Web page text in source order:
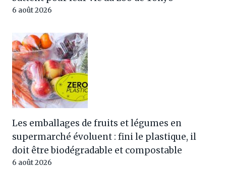
6 août 2026
Les emballages de fruits et légumes en
supermarché évoluent : fini le plastique, il
doit être biodégradable et compostable
6 août 2026